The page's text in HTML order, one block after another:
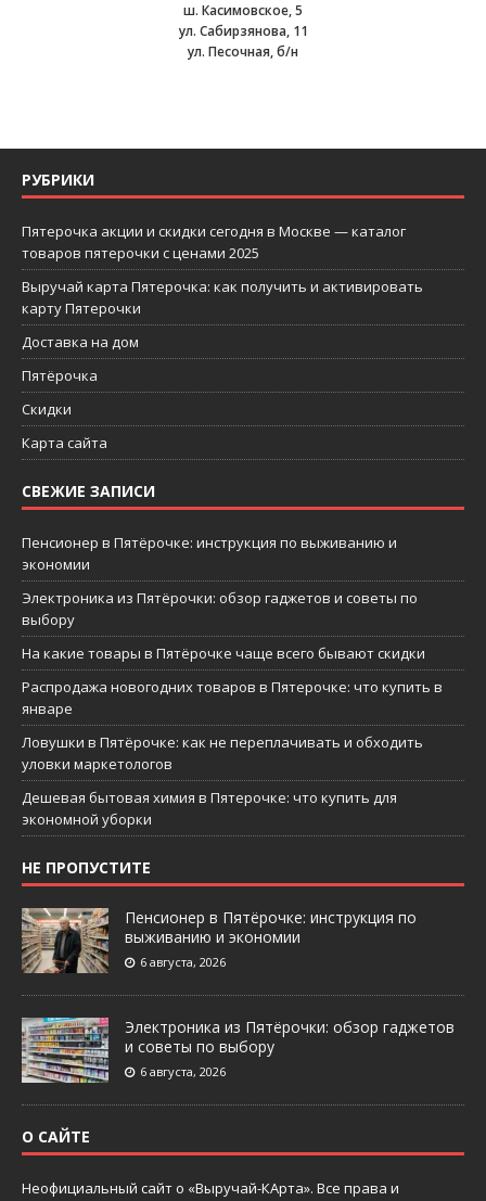
ш. Касимовское, 5
ул. Сабирзянова, 11
ул. Песочная, б/н
РУБРИКИ
Пятерочка акции и скидки сегодня в Москве — каталог
товаров пятерочки с ценами 2025
Выручай карта Пятерочка: как получить и активировать
карту Пятерочки
Доставка на дом
Пятёрочка
Скидки
Карта сайта
СВЕЖИЕ ЗАПИСИ
Пенсионер в Пятёрочке: инструкция по выживанию и
экономии
Электроника из Пятёрочки: обзор гаджетов и советы по
выбору
На какие товары в Пятёрочке чаще всего бывают скидки
Распродажа новогодних товаров в Пятерочке: что купить в
январе
Ловушки в Пятёрочке: как не переплачивать и обходить
уловки маркетологов
Дешевая бытовая химия в Пятерочке: что купить для
экономной уборки
НЕ ПРОПУСТИТЕ
Пенсионер в Пятёрочке: инструкция по
выживанию и экономии
6 августа, 2026
Электроника из Пятёрочки: обзор гаджетов
и советы по выбору
6 августа, 2026
О САЙТЕ
Неофициальный сайт о «Выручай-КАрта». Все права и